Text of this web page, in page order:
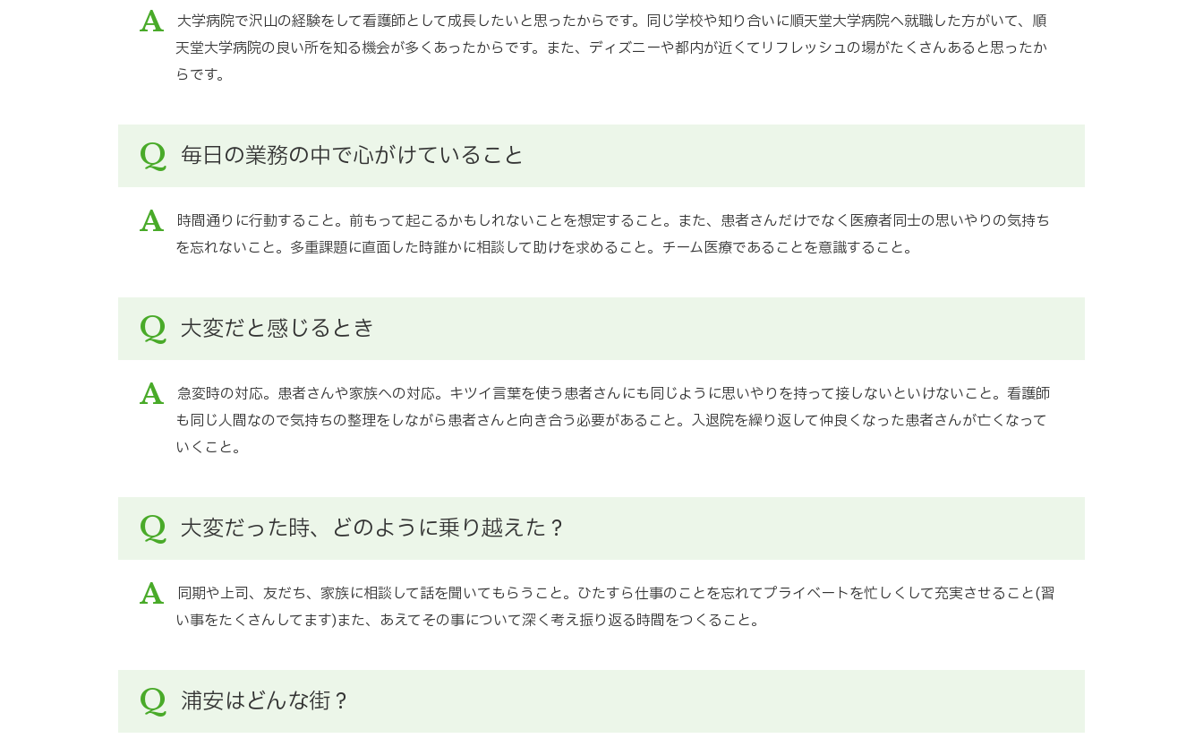
A
大学病院で沢山の経験をして看護師として成長したいと思ったからです。同じ学校や知り合いに順天堂大学病院へ就職した方がいて、順
天堂大学病院の良い所を知る機会が多くあったからです。また、ディズニーや都内が近くてリフレッシュの場がたくさんあると思ったか
らです。
Q 毎日の業務の中で心がけていること
A
時間通りに行動すること。前もって起こるかもしれないことを想定すること。また、患者さんだけでなく医療者同士の思いやりの気持ち
を忘れないこと。多重課題に直面した時誰かに相談して助けを求めること。チーム医療であることを意識すること。
Q 大変だと感じるとき
A
急変時の対応。患者さんや家族への対応。キツイ言葉を使う患者さんにも同じように思いやりを持って接しないといけないこと。看護師
も同じ人間なので気持ちの整理をしながら患者さんと向き合う必要があること。入退院を繰り返して仲良くなった患者さんが亡くなって
いくこと。
Q 大変だった時、どのように乗り越えた？
A
同期や上司、友だち、家族に相談して話を聞いてもらうこと。ひたすら仕事のことを忘れてプライベートを忙しくして充実させること(習
い事をたくさんしてます)また、あえてその事について深く考え振り返る時間をつくること。
Q 浦安はどんな街？